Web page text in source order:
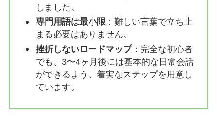
しました。
専門用語は最小限：難しい言葉で立ち止
まる必要はありません。
挫折しないロードマップ：完全な初心者
でも、3〜4ヶ月後には基本的な日常会話
ができるよう、着実なステップを用意し
ています。